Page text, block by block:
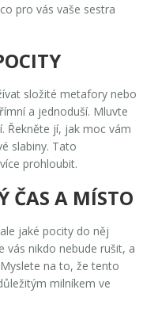
pro vás vaše sestra
složité metafory nebo
a jednoduší. Mluvte
Řekněte jí, jak moc vám
slabiny. Tato
prohloubit.
ČAS A MÍSTO
jaké pocity do něj
vás nikdo nebude rušit, a
na to, že tento
milníkem ve